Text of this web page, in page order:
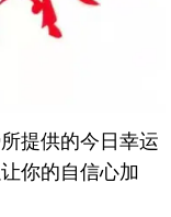
提供的今日幸运
你的自信心加